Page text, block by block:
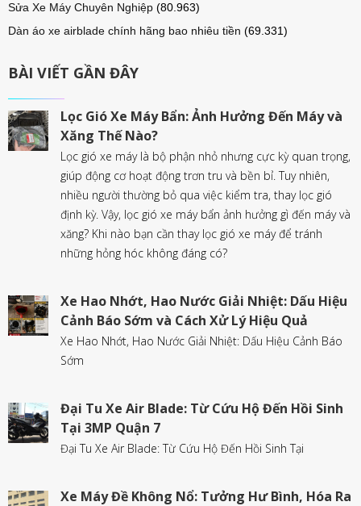
Sửa Xe Máy Chuyên Nghiệp (80.963)
Dàn áo xe airblade chính hãng bao nhiêu tiền (69.331)
BÀI VIẾT GẦN ĐÂY
Lọc Gió Xe Máy Bẩn: Ảnh Hưởng Đến Máy và
Xăng Thế Nào?
Lọc gió xe máy là bộ phận nhỏ nhưng cực kỳ quan trọng,
giúp động cơ hoạt động trơn tru và bền bỉ. Tuy nhiên,
nhiều người thường bỏ qua việc kiểm tra, thay lọc gió
định kỳ. Vậy, lọc gió xe máy bẩn ảnh hưởng gì đến máy và
xăng? Khi nào bạn cần thay lọc gió xe máy để tránh
những hỏng hóc không đáng có?
Xe Hao Nhớt, Hao Nước Giải Nhiệt: Dấu Hiệu
Cảnh Báo Sớm và Cách Xử Lý Hiệu Quả
Xe Hao Nhớt, Hao Nước Giải Nhiệt: Dấu Hiệu Cảnh Báo
Sớm
Đại Tu Xe Air Blade: Từ Cứu Hộ Đến Hồi Sinh
Tại 3MP Quận 7
Đại Tu Xe Air Blade: Từ Cứu Hộ Đến Hồi Sinh Tại
Xe Máy Đề Không Nổ: Tưởng Hư Bình, Hóa Ra